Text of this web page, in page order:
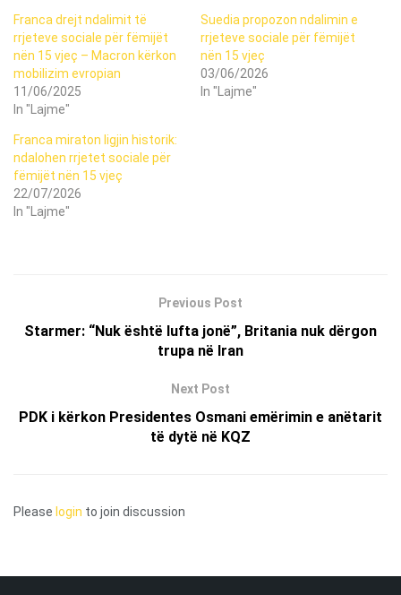
Franca drejt ndalimit të
rrjeteve sociale për fëmijët
nën 15 vjeç – Macron kërkon
mobilizim evropian
11/06/2025
In "Lajme"
Suedia propozon ndalimin e
rrjeteve sociale për fëmijët
nën 15 vjeç
03/06/2026
In "Lajme"
Franca miraton ligjin historik:
ndalohen rrjetet sociale për
fëmijët nën 15 vjeç
22/07/2026
In "Lajme"
Previous Post
Starmer: “Nuk është lufta jonë”, Britania nuk dërgon
trupa në Iran
Next Post
PDK i kërkon Presidentes Osmani emërimin e anëtarit
të dytë në KQZ
Please login to join discussion